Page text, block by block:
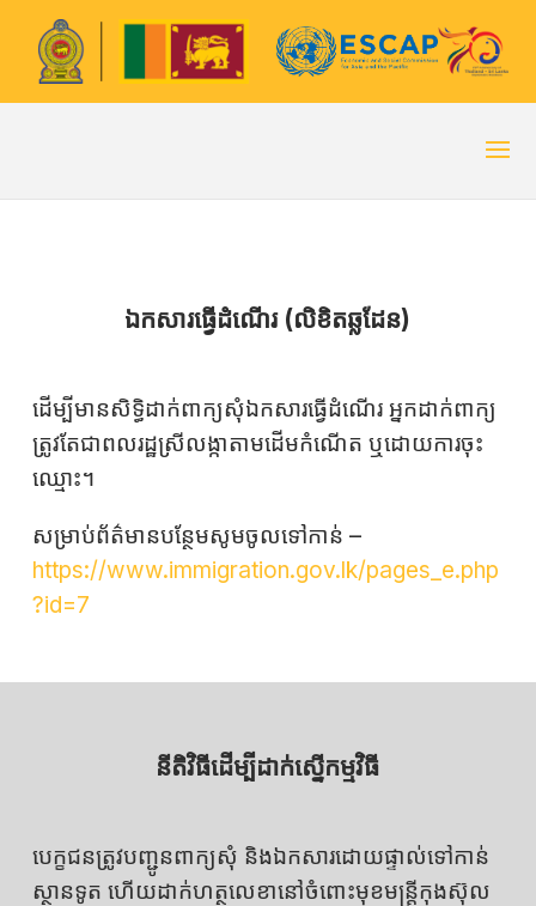
ឯកសារធ្វើដំណើរ (លិខិតឆ្លដែន)
ដើម្បីមានសិទ្ធិដាក់ពាក្យសុំឯកសារធ្វើដំណើរ អ្នកដាក់ពាក្យ
ត្រូវតែជាពលរដ្ឋស្រីលង្កាតាមដើមកំណើត ឬដោយការចុះ
ឈ្មោះ។
សម្រាប់ព័ត៌មានបន្ថែមសូមចូលទៅកាន់ –
https://www.immigration.gov.lk/pages_e.php
?id=7
នីតិវិធីដើម្បីដាក់ស្នើកម្មវិធី
បេក្ខជនត្រូវបញ្ជូនពាក្យសុំ និងឯកសារដោយផ្ទាល់ទៅកាន់
ស្ថានទូត ហើយដាក់ហត្ថលេខានៅចំពោះមុខមន្ត្រីកុងស៊ុល